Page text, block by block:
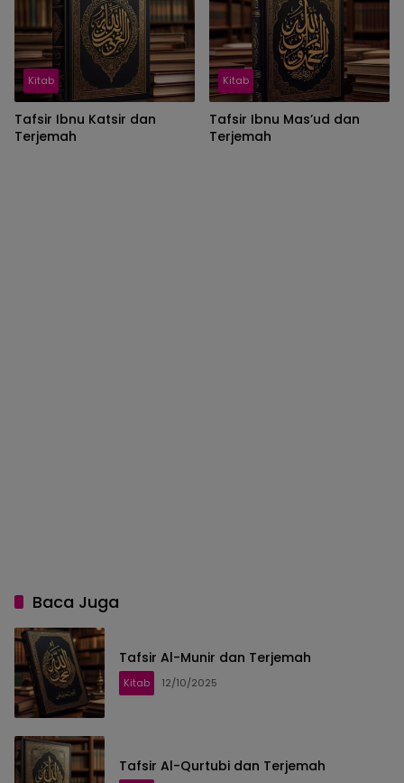
Kitab
Tafsir Ibnu Katsir dan
Terjemah
Kitab
Tafsir Ibnu Mas’ud dan
Terjemah
Baca Juga
Tafsir Al-Munir dan Terjemah
Kitab 12/10/2025
Tafsir Al-Qurtubi dan Terjemah